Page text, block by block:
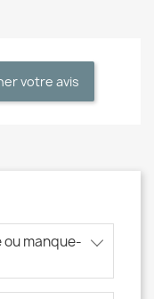
votre avis
manque-